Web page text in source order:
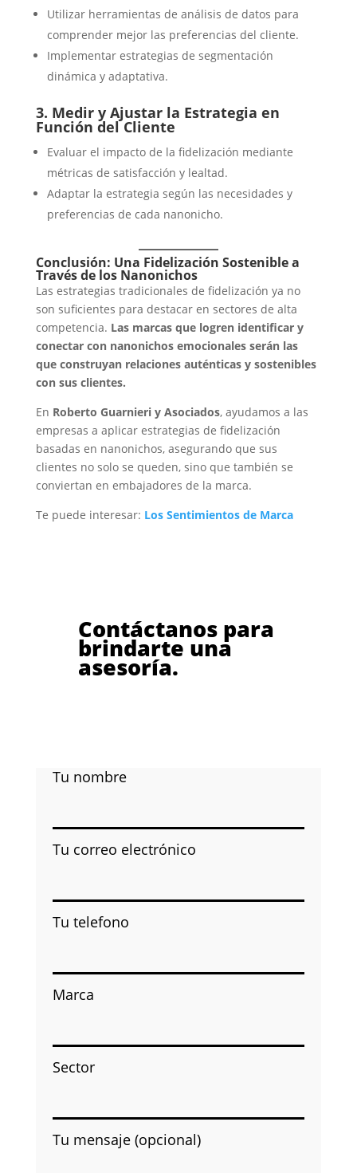
Utilizar herramientas de análisis de datos para
comprender mejor las preferencias del cliente.
Implementar estrategias de segmentación
dinámica y adaptativa.
3. Medir y Ajustar la Estrategia en
Función del Cliente
Evaluar el impacto de la fidelización mediante
métricas de satisfacción y lealtad.
Adaptar la estrategia según las necesidades y
preferencias de cada nanonicho.
Conclusión: Una Fidelización Sostenible a
Través de los Nanonichos
Las estrategias tradicionales de fidelización ya no
son suficientes para destacar en sectores de alta
competencia. Las marcas que logren identificar y
conectar con nanonichos emocionales serán las
que construyan relaciones auténticas y sostenibles
con sus clientes.
En Roberto Guarnieri y Asociados, ayudamos a las
empresas a aplicar estrategias de fidelización
basadas en nanonichos, asegurando que sus
clientes no solo se queden, sino que también se
conviertan en embajadores de la marca.
Te puede interesar: Los Sentimientos de Marca
Contáctanos para
brindarte una
asesoría.
Tu nombre
Tu correo electrónico
Tu telefono
Marca
Sector
Tu mensaje (opcional)